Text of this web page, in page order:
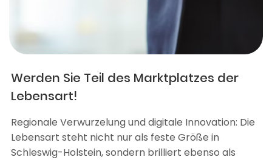
Werden Sie Teil des Marktplatzes der
Lebensart!
Regionale Verwurzelung und digitale Innovation: Die
Lebensart steht nicht nur als feste Größe in
Schleswig-Holstein, sondern brilliert ebenso als